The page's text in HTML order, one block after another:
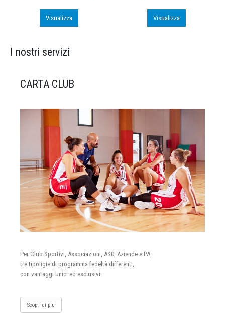
Visualizza Visualizza
I nostri servizi
CARTA CLUB
Per Club Sportivi, Associazioni, ASD, Aziende e PA,
tre tipoligie di programma fedeltà differenti,
con vantaggi unici ed esclusivi.
Scopri di più